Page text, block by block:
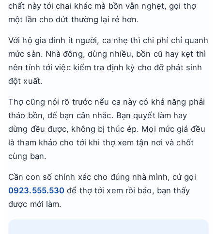
chất này tới chai khác mà bồn vẫn nghẹt, gọi thợ
một lần cho dứt thường lại rẻ hơn.
Với hộ gia đình ít người, ca nhẹ thì chi phí chỉ quanh
mức sàn. Nhà đông, dùng nhiều, bồn cũ hay kẹt thì
nên tính tới việc kiểm tra định kỳ cho đỡ phát sinh
đột xuất.
Thợ cũng nói rõ trước nếu ca này có khả năng phải
tháo bồn, để bạn cân nhắc. Bạn quyết làm hay
dừng đều được, không bị thúc ép. Mọi mức giá đều
là tham khảo cho tới khi thợ xem tận nơi và chốt
cùng bạn.
Cần con số chính xác cho đúng nhà mình, cứ gọi
0923.555.530 để thợ tới xem rồi báo, bạn thấy
được mới làm.